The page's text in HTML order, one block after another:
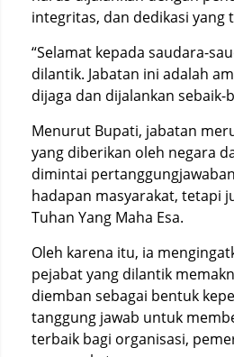
integritas, dan dedikasi yang
“Selamat kepada saudara-
dilantik. Jabatan ini adalah
dijaga dan dijalankan sebaik-
Menurut Bupati, jabatan
yang diberikan oleh negara
dimintai
hadapan masyarakat, tetapi
Tuhan Yang Maha Esa.
Oleh karena itu, ia
pejabat yang dilantik
diemban sebagai bentuk
tanggung jawab untuk
terbaik bagi organisasi,